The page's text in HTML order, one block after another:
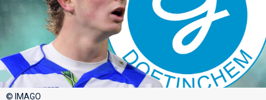
© IMAGO